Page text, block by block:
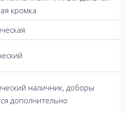
кромка
наличник, доборы
дополнительно